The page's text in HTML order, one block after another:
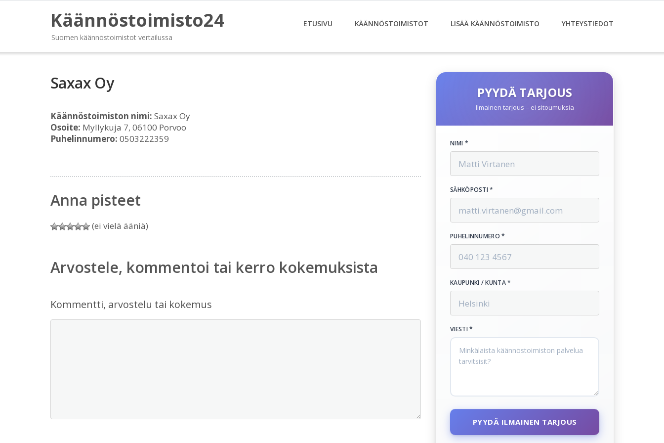
Käännöstoimisto24
Suomen käännöstoimistot vertailussa
ETUSIVU KÄÄNNÖSTOIMISTOT LISÄÄ KÄÄNNÖSTOIMISTO YHTEYSTIEDOT
Saxax Oy
Käännöstoimiston nimi: Saxax Oy
Osoite: Myllykuja 7, 06100 Porvoo
Puhelinnumero: 0503222359
Anna pisteet
(ei vielä ääniä)
Arvostele, kommentoi tai kerro kokemuksista
Kommentti, arvostelu tai kokemus
PYYDÄ TARJOUS
Ilmainen tarjous – ei sitoumuksia
NIMI *
SÄHKÖPOSTI *
PUHELINNUMERO *
KAUPUNKI / KUNTA *
VIESTI *
PYYDÄ ILMAINEN TARJOUS